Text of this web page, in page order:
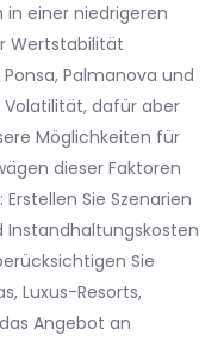
in einer niedrigeren
Wertstabilität
Palmanova und
dafür aber
Möglichkeiten für
dieser Faktoren
Sie Szenarien
Instandhaltungskosten
Sie
Luxus-Resorts,
Angebot an